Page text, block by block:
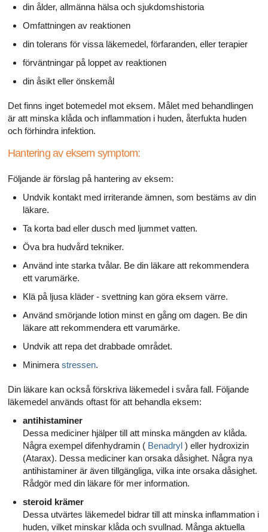
din ålder, allmänna hälsa och sjukdomshistoria
Omfattningen av reaktionen
din tolerans för vissa läkemedel, förfaranden, eller terapier
förväntningar på loppet av reaktionen
din åsikt eller önskemål
Det finns inget botemedel mot eksem. Målet med behandlingen
är att minska klåda och inflammation i huden, återfukta huden
och förhindra infektion.
Hantering av eksem symptom:
Följande är förslag på hantering av eksem:
Undvik kontakt med irriterande ämnen, som bestäms av din
läkare.
Ta korta bad eller dusch med ljummet vatten.
Öva bra hudvård tekniker.
Använd inte starka tvålar. Be din läkare att rekommendera
ett varumärke.
Klä på ljusa kläder - svettning kan göra eksem värre.
Använd smörjande lotion minst en gång om dagen. Be din
läkare att rekommendera ett varumärke.
Undvik att repa det drabbade området.
Minimera stressen.
Din läkare kan också förskriva läkemedel i svåra fall. Följande
läkemedel används oftast för att behandla eksem:
antihistaminer
Dessa mediciner hjälper till att minska mängden av klåda.
Några exempel difenhydramin ( Benadryl ) eller hydroxizin
(Atarax). Dessa mediciner kan orsaka dåsighet. Några nya
antihistaminer är även tillgängliga, vilka inte orsaka dåsighet.
Rådgör med din läkare för mer information.
steroid krämer
Dessa utvärtes läkemedel bidrar till att minska inflammation i
huden, vilket minskar klåda och svullnad. Många aktuella